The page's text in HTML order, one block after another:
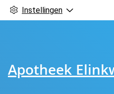
Instellingen
Apotheek